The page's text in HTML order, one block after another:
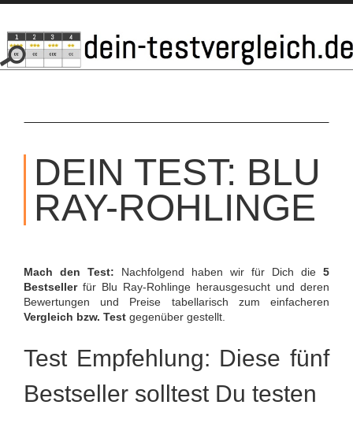
SKIP
CONTENT
DEIN TEST: BLU
RAY-ROHLINGE
Mach den Test: Nachfolgend haben wir für Dich die 5
Bestsellerfür Blu Ray-Rohlinge herausgesucht und deren
Bewertungen und Preise tabellarisch zum einfacheren
Vergleich bzw. Test gegenüber gestellt.
Test Empfehlung: Diese fünf
Bestseller solltest Du testen